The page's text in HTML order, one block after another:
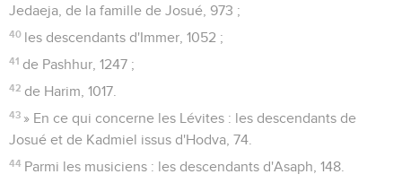
Jedaeja, de la famille de Josué, 973 ;
40 les descendants d'Immer, 1052 ;
41 de Pashhur, 1247 ;
42 de Harim, 1017.
43 » En ce qui concerne les Lévites : les descendants de
Josué et de Kadmiel issus d'Hodva, 74.
44 Parmi les musiciens : les descendants d'Asaph, 148.